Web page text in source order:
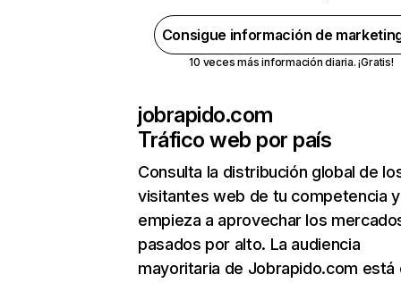
Consigue información de
10 veces más información diaria. ¡Gratis!
jobrapido.com
Tráfico web por país
Consulta la distribución global de
visitantes web de tu competencia y
empieza a aprovechar los
pasados por alto. La audiencia
mayoritaria de Jobrapido.com está